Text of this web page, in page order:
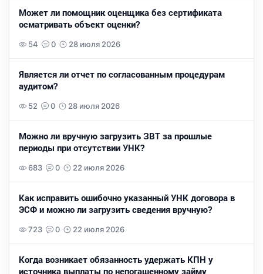
Может ли помощник оценщика без сертификата
осматривать объект оценки?
54 0 28 июля 2026
Является ли отчет по согласованным процедурам
аудитом?
52 0 28 июля 2026
Можно ли вручную загрузить ЗВТ за прошлые
периоды при отсутствии УНК?
683 0 22 июля 2026
Как исправить ошибочно указанный УНК договора в
ЭСФ и можно ли загрузить сведения вручную?
723 0 22 июля 2026
Когда возникает обязанность удержать КПН у
источника выплаты по непогашенному займу